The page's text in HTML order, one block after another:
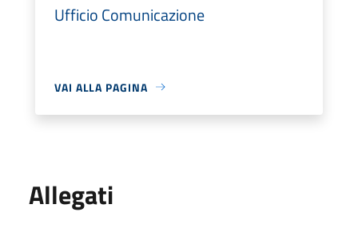
Ufficio Comunicazione
VAI ALLA PAGINA
Allegati